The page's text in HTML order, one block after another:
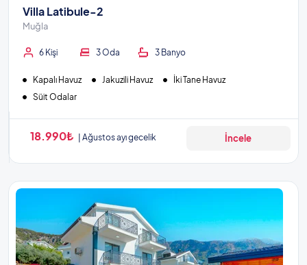
Villa Latibule-2
Muğla
6 Kişi 3 Oda 3 Banyo
Kapalı Havuz Jakuzili Havuz
İki Tane Havuz
Süit Odalar
18.990₺ Ağustos ayı gecelik İncele